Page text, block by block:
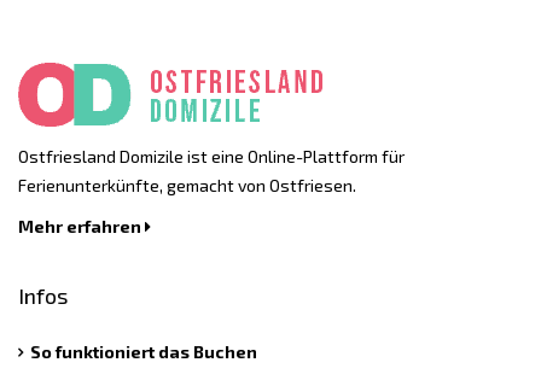
Ostfriesland Domizile ist eine Online-Plattform für
Ferienunterkünfte, gemacht von Ostfriesen.
Mehr erfahren
Infos
So funktioniert das Buchen